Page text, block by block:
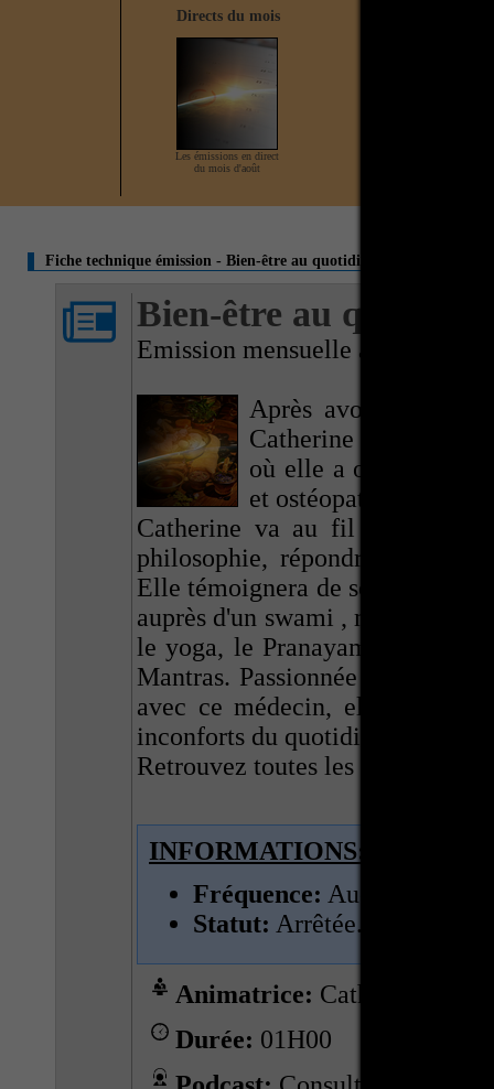
Directs du mois
Les émissions en direct
du mois d'août
Fiche technique émission - Bien-être au quotidien
Bien-être au quotidien
Emission mensuelle à 21H00
Après avoir vécu 5
Catherine est
où elle a ouvert un
et ostéopathie.
Catherine va au fil des
philosophie, répondre à vos
Elle témoignera de son
auprès d'un swami , médecin
le yoga, le Pranayama
Mantras. Passionnée de l'Inde
avec ce médecin, elle vous
inconforts du quotidien.
Retrouvez toutes les anciennes
INFORMATIONS:
Fréquence: Aucune.
Statut: Arrêtée.
Animatrice: Catherine
Durée: 01H00